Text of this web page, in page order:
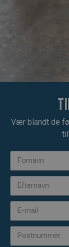
Vær blandt de